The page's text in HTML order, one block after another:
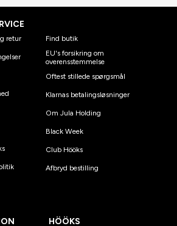
retur
Find butik
EU's forsikring om
overensstemmelse
Oftest stillede spørgsmål
Klarnas betalingsløsninger
Om Jula Holding
Black Week
Club Hööks
Afbryd bestilling
HÖÖKS